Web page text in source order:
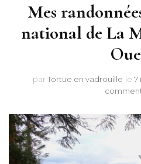
Mes
national de La
par Tortue en vadrouille le 7